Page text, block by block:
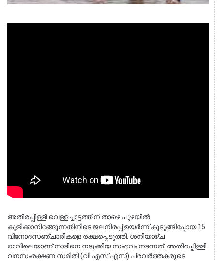
അതിരപ്പിള്ളി വെള്ളച്ചാട്ടത്തിന് താഴെ പുഴയിൽ
കുളിക്കാനിറങ്ങുന്നതിനിടെ ജലനിരപ്പ് ഉയർന്ന് കുടുങ്ങിപ്പോയ 15
വിനോദസഞ്ചാരികളെ രക്ഷപ്പെടുത്തി. ശനിയാഴ്ച
രാവിലെയാണ് നാടിനെ നടുക്കിയ സംഭവം നടന്നത്. അതിരപ്പിള്ളി
വനസംരക്ഷണ സമിതി (വി.എസ്.എസ്) പ്രവർത്തകരുടെ